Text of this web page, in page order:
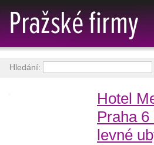
Hotel
Praha
levné
Hledání: